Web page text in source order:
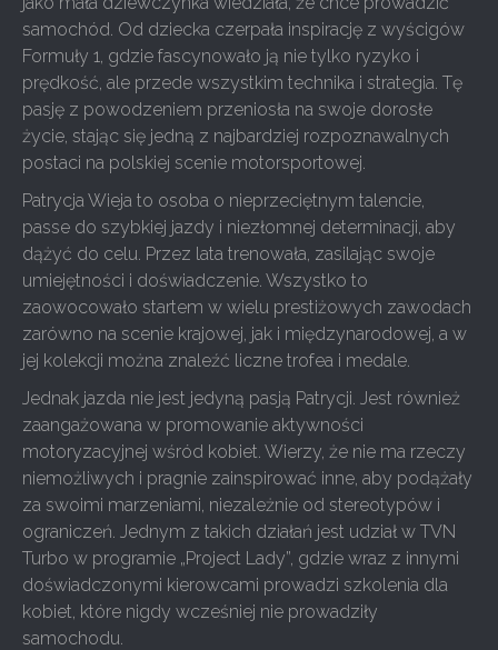
samochód. Od dziecka czerpała inspirację z wyścigów
Formuły 1, gdzie fascynowało ją nie tylko ryzyko i
prędkość, ale przede wszystkim technika i strategia. Tę
pasję z powodzeniem przeniosła na swoje dorosłe
życie, stając się jedną z najbardziej rozpoznawalnych
postaci na polskiej scenie motorsportowej.
Patrycja Wieja to osoba o nieprzeciętnym talencie,
passe do szybkiej jazdy i niezłomnej determinacji, aby
dążyć do celu. Przez lata trenowała, zasilając swoje
umiejętności i doświadczenie. Wszystko to
zaowocowało startem w wielu prestiżowych zawodach
zarówno na scenie krajowej, jak i międzynarodowej, a w
jej kolekcji można znaleźć liczne trofea i medale.
Jednak jazda nie jest jedyną pasją Patrycji. Jest również
zaangażowana w promowanie aktywności
motoryzacyjnej wśród kobiet. Wierzy, że nie ma rzeczy
niemożliwych i pragnie zainspirować inne, aby podążały
za swoimi marzeniami, niezależnie od stereotypów i
ograniczeń. Jednym z takich działań jest udział w TVN
Turbo w programie „Project Lady”, gdzie wraz z innymi
doświadczonymi kierowcami prowadzi szkolenia dla
kobiet, które nigdy wcześniej nie prowadziły
samochodu.